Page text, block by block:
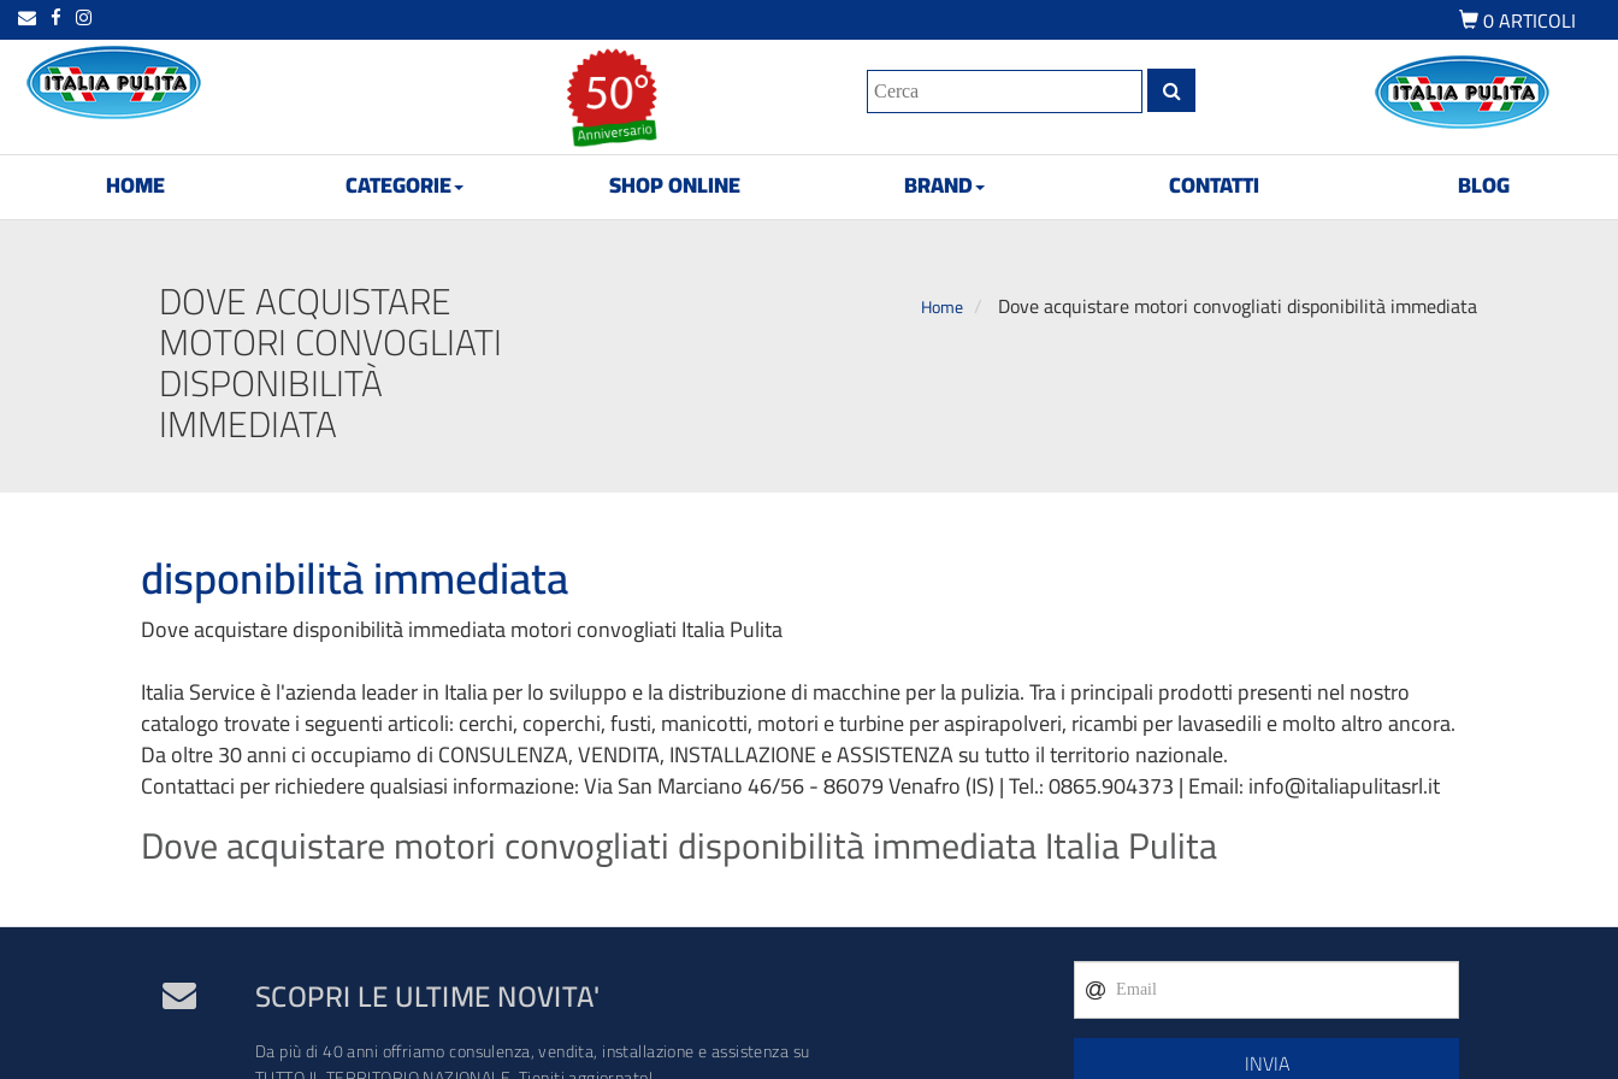
0ARTICOLI
HOME CATEGORIE SHOP ONLINE BRAND CONTATTI BLOG
DOVE ACQUISTARE
MOTORI CONVOGLIATI
DISPONIBILITÀ
IMMEDIATA
Home Dove acquistare motori convogliati disponibilità immediata
disponibilità immediata
Dove acquistare disponibilità immediata motori convogliati Italia Pulita
Italia Service è l'azienda leader in Italia per lo sviluppo e la distribuzione di macchine per la pulizia. Tra i principali prodotti presenti nel nostro
catalogo trovate i seguenti articoli: cerchi, coperchi, fusti, manicotti, motori e turbine per aspirapolveri, ricambi per lavasedili e molto altro ancora.
Da oltre 30 anni ci occupiamo di CONSULENZA, VENDITA, INSTALLAZIONE e ASSISTENZA su tutto il territorio nazionale.
Contattaci per richiedere qualsiasi informazione: Via San Marciano 46/56 - 86079 Venafro (IS) | Tel.: 0865.904373 | Email: info@italiapulitasrl.it
Dove acquistare motori convogliati disponibilità immediata Italia Pulita
SCOPRI LE ULTIME NOVITA'
Da più di 40 anni offriamo consulenza, vendita, installazione e assistenza su
INVIA